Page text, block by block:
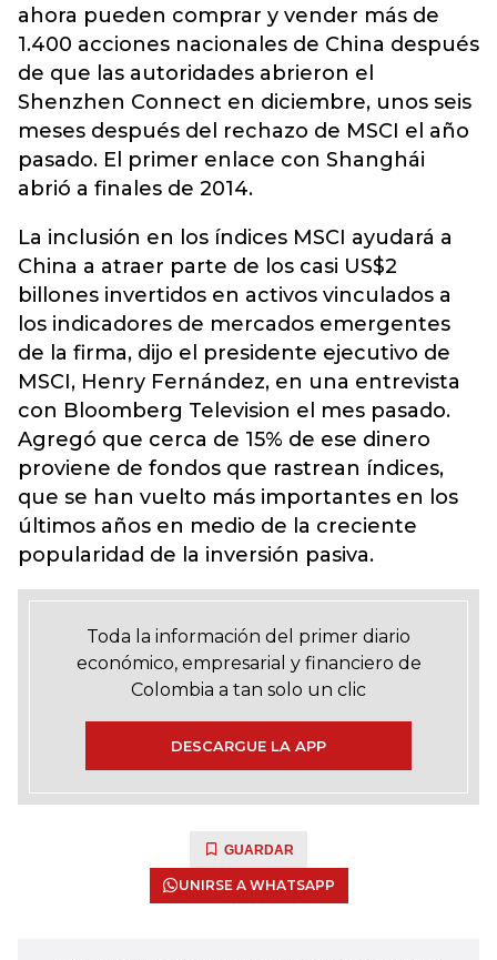
ahora pueden comprar y vender más de
1.400 acciones nacionales de China después
de que las autoridades abrieron el
Shenzhen Connect en diciembre, unos seis
meses después del rechazo de MSCI el año
pasado. El primer enlace con Shanghái
abrió a finales de 2014.
La inclusión en los índices MSCI ayudará a
China a atraer parte de los casi US$2
billones invertidos en activos vinculados a
los indicadores de mercados emergentes
de la firma, dijo el presidente ejecutivo de
MSCI, Henry Fernández, en una entrevista
con Bloomberg Television el mes pasado.
Agregó que cerca de 15% de ese dinero
proviene de fondos que rastrean índices,
que se han vuelto más importantes en los
últimos años en medio de la creciente
popularidad de la inversión pasiva.
Toda la información del primer diario
económico, empresarial y financiero de
Colombia a tan solo un clic
DESCARGUE LA APP
GUARDAR
UNIRSE A WHATSAPP